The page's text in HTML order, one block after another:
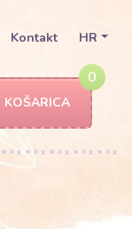
Kontakt HR
0
KOŠARICA